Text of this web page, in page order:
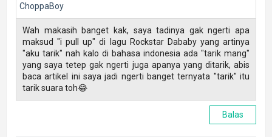
ChoppaBoy
Wah makasih banget kak, saya tadinya gak ngerti apa
maksud "i pull up" di lagu Rockstar Dababy yang artinya
"aku tarik" nah kalo di bahasa indonesia ada "tarik mang"
yang saya tetep gak ngerti juga apanya yang ditarik, abis
baca artikel ini saya jadi ngerti banget ternyata "tarik" itu
tarik suara toh😂
Balas